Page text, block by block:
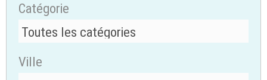
Catégorie
Ville